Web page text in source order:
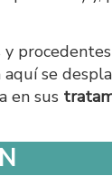
se
en sus